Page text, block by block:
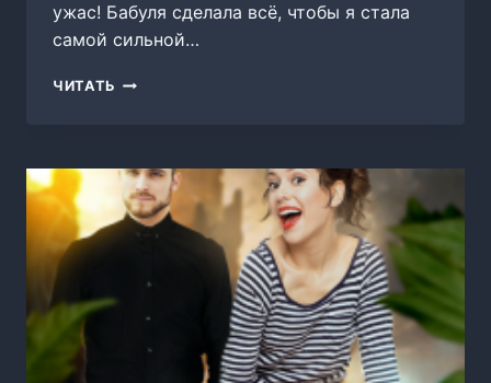
ужас! Бабуля сделала всё, чтобы я стала
самой сильной…
ЧИТАТЬ БЕРЕГИСЬ!